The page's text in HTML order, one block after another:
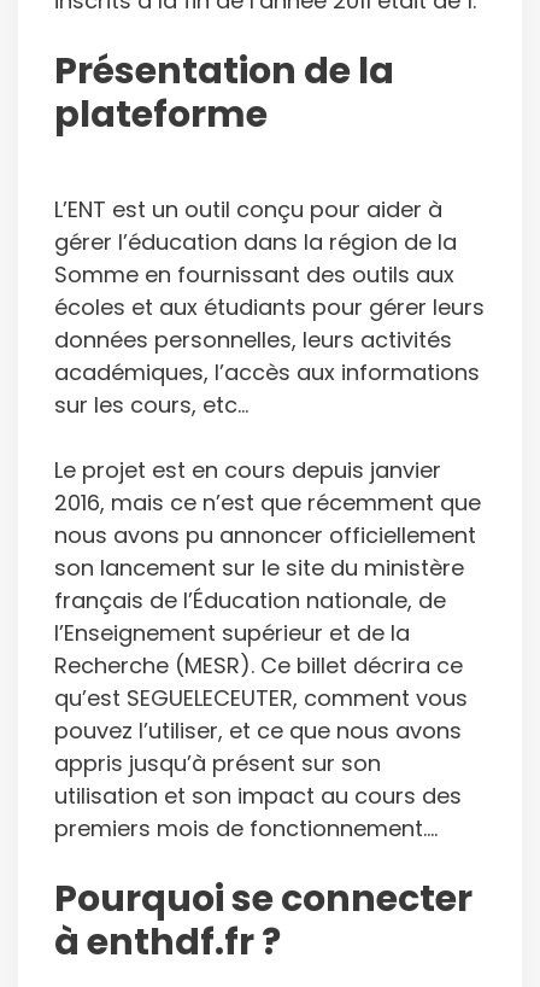
Présentation de la
plateforme
L’ENT est un outil conçu pour aider à
gérer l’éducation dans la région de la
Somme en fournissant des outils aux
écoles et aux étudiants pour gérer leurs
données personnelles, leurs activités
académiques, l’accès aux informations
sur les cours, etc…
Le projet est en cours depuis janvier
2016, mais ce n’est que récemment que
nous avons pu annoncer officiellement
son lancement sur le site du ministère
français de l’Éducation nationale, de
l’Enseignement supérieur et de la
Recherche (MESR). Ce billet décrira ce
qu’est SEGUELECEUTER, comment vous
pouvez l’utiliser, et ce que nous avons
appris jusqu’à présent sur son
utilisation et son impact au cours des
premiers mois de fonctionnement….
Pourquoi se connecter
à enthdf.fr ?